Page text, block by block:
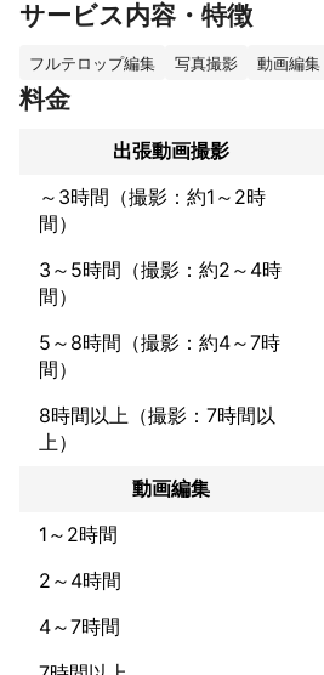
ていただいております。
サイトにて掲載をさせていただいており
お仕事やプライベートなど様々な場面
いる全ての人に少しでもお力になれる
また経験の中でクライアント様にとっ
いただけるのではとも思っております。
撮影から撮影後の作業など一括でご相
スタジオの手配からモデルの手配、ヘ
レベルでご提示させていただけるとも
※ご提示させていただいております料
アメイク代などととなっております。
撮影の詳細をお聞かせいただき詳細な
ければと思います。
スタジオなどの利用の際は別途料金が
お客様の方でご手配をいただいても問
弊社にて手配の際は手数料が掛かって
お見積は無料にて作成させていただきま
お気軽にご相談いただければと思います
簡単ですが現在のクライアント様の一
サービス内容・特徴
フルテロップ編集 写真撮影 動画編集
料金
出張動画撮影
～3時間（撮影：約1～2時
間）
3～5時間（撮影：約2～4時
間）
5～8時間（撮影：約4～7時
間）
8時間以上（撮影：7時間以
上）
動画編集
1～2時間
2～4時間
4～7時間